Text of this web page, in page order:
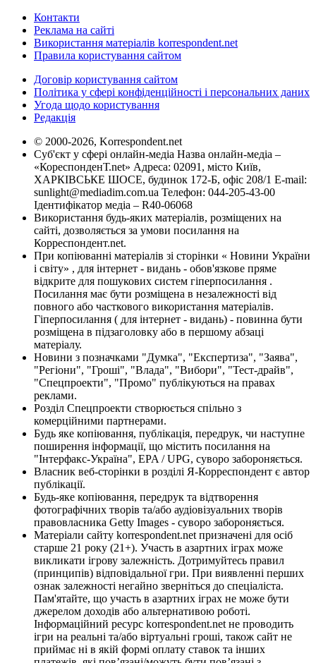
Контакти
Реклама на сайті
Використання матеріалів korrespondent.net
Правила користування сайтом
Договір користування сайтом
Політика у сфері конфіденційності і персональних даних
Угода щодо користування
Редакція
© 2000-2026, Korrespondent.net
Суб'єкт у сфері онлайн-медіа Назва онлайн-медіа –
«КореспонденТ.net» Адреса: 02091, місто Київ,
ХАРКІВСЬКЕ ШОСЕ, будинок 172-Б, офіс 208/1 E-mail:
sunlight@mediadim.com.ua Телефон: 044-205-43-00
Ідентифікатор медіа – R40-06068
Використання будь-яких матеріалів, розміщених на
сайті, дозволяється за умови посилання на
Корреспондент.net.
При копіюванні матеріалів зі сторінки « Новини України
і світу» , для інтернет - видань - обов'язкове пряме
відкрите для пошукових систем гіперпосилання .
Посилання має бути розміщена в незалежності від
повного або часткового використання матеріалів.
Гіперпосилання ( для інтернет - видань) - повинна бути
розміщена в підзаголовку або в першому абзаці
матеріалу.
Новини з позначками "Думка", "Експертиза", "Заява",
"Регіони", "Гроші", "Влада", "Вибори", "Тест-драйв",
"Спецпроекти", "Промо" публікуються на правах
реклами.
Розділ Спецпроекти створюється спільно з
комерційними партнерами.
Будь яке копіювання, публікація, передрук, чи наступне
поширення інформації, що містить посилання на
"Інтерфакс-Україна", EPA / UPG, суворо забороняється.
Власник веб-сторінки в розділі Я-Корреспондент є автор
публікації.
Будь-яке копіювання, передрук та відтворення
фотографічних творів та/або аудіовізуальних творів
правовласника Getty Images - суворо забороняється.
Матеріали сайту korrespondent.net призначені для осіб
старше 21 року (21+). Участь в азартних іграх може
викликати ігрову залежність. Дотримуйтесь правил
(принципів) відповідальної гри. При виявленні перших
ознак залежності негайно зверніться до спеціаліста.
Пам'ятайте, що участь в азартних іграх не може бути
джерелом доходів або альтернативою роботі.
Інформаційний ресурс korrespondent.net не проводить
ігри на реальні та/або віртуальні гроші, також сайт не
приймає ні в якій формі оплату ставок та інших